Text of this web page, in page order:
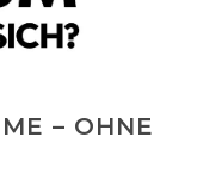
– OHNE